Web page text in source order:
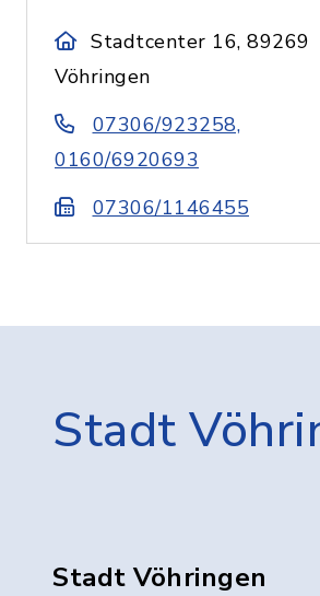
Stadtcenter 16, 89269
Vöhringen
07306/923258,
0160/6920693
07306/1146455
Stadt
Stadt Vöhringen